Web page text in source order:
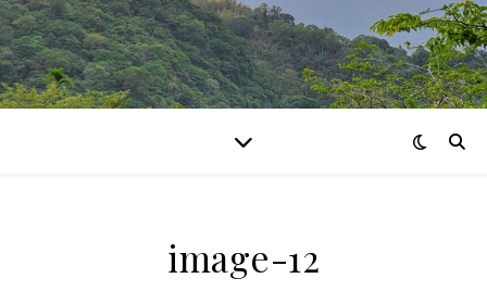
image-12